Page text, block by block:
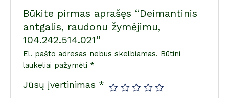
Būkite pirmas aprašęs “Deimantinis
antgalis, raudonu žymėjimu,
104.242.514.021”
El. pašto adresas nebus skelbiamas. Būtini
laukeliai pažymėti *
Jūsų įvertinimas *